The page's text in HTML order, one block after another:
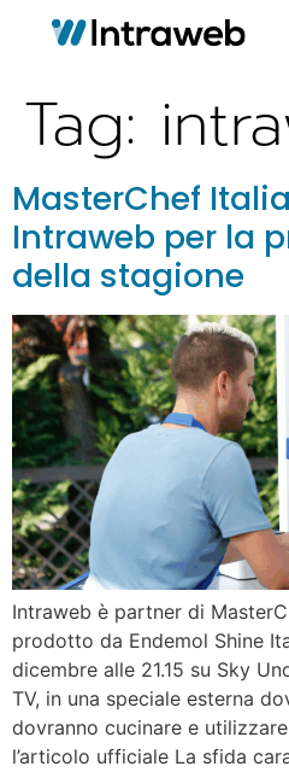
Tag:
MasterChef
Intraweb per la
della stagione
Intraweb è partner di
prodotto da Endemol Shine
dicembre alle 21.15 su Sky
TV, in una speciale esterna
dovranno cucinare e
l’articolo ufficiale La sfida